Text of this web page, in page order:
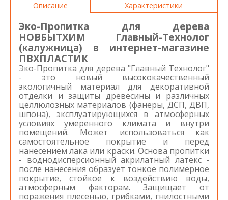
Описание Характеристики
Эко-Пропитка для дерева
НОВБЫТХИМ Главный-Технолог
(калужница) в интернет-магазине
ПВХПЛАСТИК
Эко-Пропитка для дерева "Главный Технолог"
- это новый высококачественный
экологичный материал для декоративной
отделки и защиты древесины и различных
целлюлозных материалов (фанеры, ДСП, ДВП,
шпона), эксплуатирующихся в атмосферных
условиях умеренного климата и внутри
помещений. Может использоваться как
самостоятельное покрытие и перед
нанесением лака или краски. Основа пропитки
- воднодисперсионный акрилатный латекс -
после нанесения образует тонкое полимерное
покрытие, стойкое к воздействию воды,
атмосферным факторам. Защищает от
поражения плесенью, грибками, гнилостными